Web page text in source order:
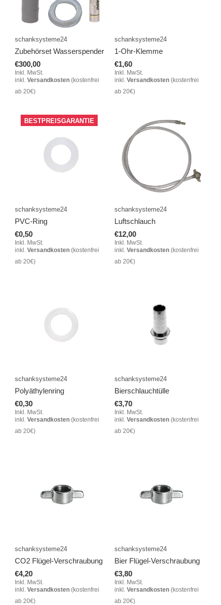
schanksysteme24
Zubehörset Wasserspender
€300,00
Inkl. MwSt.
inkl. Versandkosten (kostenfrei
ab 20€)
schanksysteme24
1-Ohr-Klemme
€1,60
Inkl. MwSt.
inkl. Versandkosten(kostenfrei
ab 20€)
BESTPREISGARANTIE
schanksysteme24
PVC-Ring
€0,50
Inkl. MwSt.
inkl. Versandkosten (kostenfrei
ab 20€)
schanksysteme24
Luftschlauch
€12,00
Inkl. MwSt.
inkl. Versandkosten(kostenfrei
ab 20€)
schanksysteme24
Polyäthylenring
€0,30
Inkl. MwSt.
inkl. Versandkosten (kostenfrei
ab 20€)
schanksysteme24
Bierschlauchtülle
€3,70
Inkl. MwSt.
inkl. Versandkosten(kostenfrei
ab 20€)
schanksysteme24
CO2 Flügel-Verschraubung
€4,20
Inkl. MwSt.
inkl. Versandkosten (kostenfrei
ab 20€)
schanksysteme24
Bier Flügel-Verschraubung
€3,80
Inkl. MwSt.
inkl. Versandkosten(kostenfrei
ab 20€)